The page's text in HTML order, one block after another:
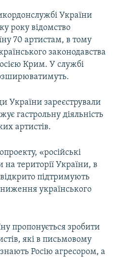
України
року відомство
70 артистам, в тому
законодавства
Крим. У службі
України зареєстрували
гастрольну діяльність
артистів.
«російські
території України, в
підтримують
українського
пропонується зробити
які в письмовому
Росію агресором, а